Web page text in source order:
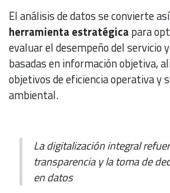
El análisis de datos se convierte
herramienta estratégica para
evaluar el desempeño del servicio
basadas en información objetiva,
objetivos de eficiencia operativa y
ambiental.
La digitalización integral
transparencia y la toma de
en datos